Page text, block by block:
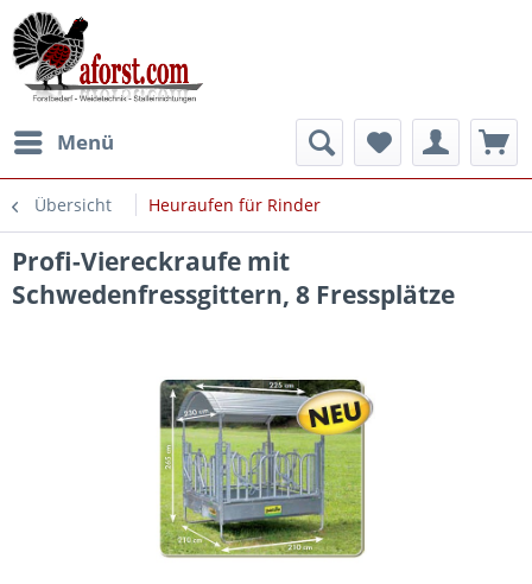
Menü
Übersicht Heuraufen für Rinder
Profi-Viereckraufe mit
Schwedenfressgittern, 8 Fressplätze